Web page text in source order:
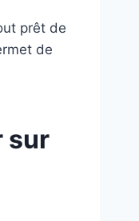
prêt de
de
sur